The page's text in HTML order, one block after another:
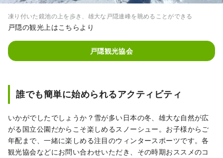
凍り付いた鏡池の上を歩き、雄大な戸隠連峰を眺めることができる
戸隠の観光上はこちらより
戸隠観光協会
誰でも簡単に始められるアクティビティ
いかがでしたでしょうか？雪が多い日本の冬、雄大な自然が広
がる国立公園だからこそ楽しめるスノーシュー。お子様からご
年配まで、一緒に楽しめる注目のウィンタースポーツです。各
観光協会などにお問い合わせいただき、その時期おススメのコ